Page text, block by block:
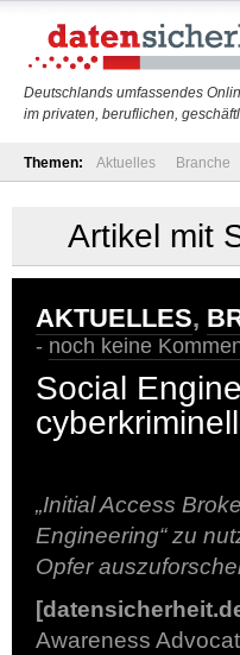
Deutschlands umfassendes
im privaten, beruflichen,
Themen: Aktuelles Branche
Artikel mit
AKTUELLES,
- noch keine
Social
„Initial Access
Engineering“ zu
Opfer
Awareness